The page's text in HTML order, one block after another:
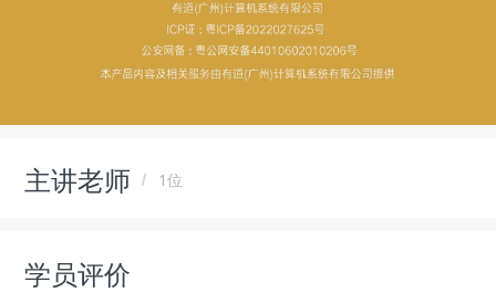
主讲老师 1位
学员评价